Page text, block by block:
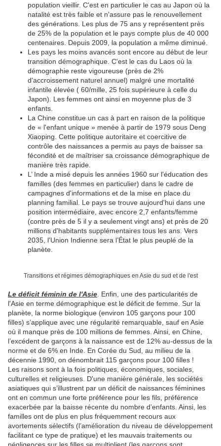
population vieillir. C'est en particulier le cas au Japon où la
natalité est très faible et n'assure pas le renouvellement
des générations. Les plus de 75 ans y représentent près
de 25% de la population et le pays compte plus de 40 000
centenaires. Depuis 2009, la population a même diminué.
Les pays les moins avancés sont encore au début de leur
transition démographique. C'est le cas du Laos où la
démographie reste vigoureuse (près de 2%
d'accroissement naturel annuel) malgré une mortalité
infantile élevée ( 60/mille, 25 fois supérieure à celle du
Japon). Les femmes ont ainsi en moyenne plus de 3
enfants.
La Chine constitue un cas à part en raison de la politique
de « l'enfant unique » menée à partir de 1979 sous Deng
Xiaoping. Cette politique autoritaire et coercitive de
contrôle des naissances a permis au pays de baisser sa
fécondité et de maîtriser sa croissance démographique de
manière très rapide.
L’ Inde a misé depuis les années 1960 sur l'éducation des
familles (des femmes en particulier) dans le cadre de
campagnes d'informations et de la mise en place du
planning familial. Le pays se trouve aujourd'hui dans une
position intermédiaire, avec encore 2,7 enfants/femme
(contre près de 5 il y a seulement vingt ans) et près de 20
millions d'habitants supplémentaires tous les ans. Vers
2035, l'Union Indienne sera l’État le plus peuplé de la
planète.
Transitions et régimes démographiques en Asie du sud et de l'est
Le déficit féminin de l'Asie . Enfin, une des particularités de
l'Asie en terme démographique est le déficit de femme. Sur la
planète, la norme biologique (environ 105 garçons pour 100
filles) s’applique avec une régularité remarquable, sauf en Asie
où il manque près de 100 millions de femmes. Ainsi, en Chine,
l’excédent de garçons à la naissance est de 12% au-dessus de la
norme et de 6% en Inde. En Corée du Sud, au milieu de la
décennie 1990, on dénombrait 115 garçons pour 100 filles !
Les raisons sont à la fois politiques, économiques, sociales,
culturelles et religieuses. D'une manière générale, les sociétés
asiatiques qui s’illustrent par un déficit de naissances féminines
ont en commun une forte préférence pour les fils, préférence
exacerbée par la baisse récente du nombre d’enfants. Ainsi, les
familles ont de plus en plus fréquemment recours aux
avortements sélectifs (l’amélioration du niveau de développement
facilitant ce type de pratique) et les mauvais traitements ou